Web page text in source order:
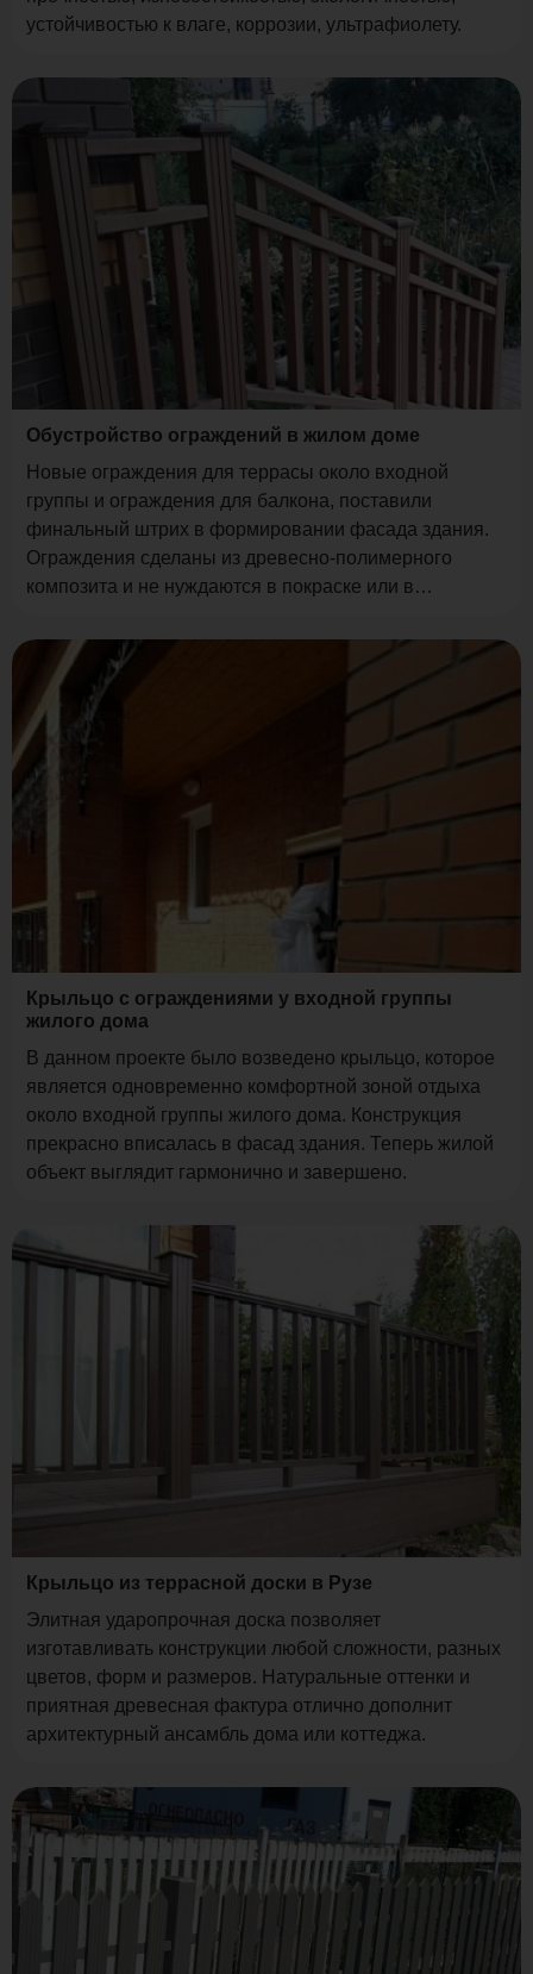
устойчивостью к влаге, коррозии, ультрафиолету.
Обустройство ограждений в жилом доме
Новые ограждения для террасы около входной
группы и ограждения для балкона, поставили
финальный штрих в формировании фасада здания.
Ограждения сделаны из древесно-полимерного
композита и не нуждаются в покраске или в
Крыльцо с ограждениями у входной группы
жилого дома
В данном проекте было возведено крыльцо, которое
является одновременно комфортной зоной отдыха
около входной группы жилого дома. Конструкция
прекрасно вписалась в фасад здания. Теперь жилой
объект выглядит гармонично и завершено.
Крыльцо из террасной доски в Рузе
Элитная ударопрочная доска позволяет
изготавливать конструкции любой сложности, разных
цветов, форм и размеров. Натуральные оттенки и
приятная древесная фактура отлично дополнит
архитектурный ансамбль дома или коттеджа.